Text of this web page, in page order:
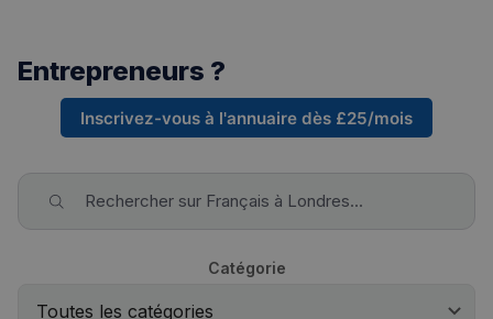
Entrepreneurs ?
Inscrivez-vous à l'annuaire dès £25/mois
Rechercher sur Français à Londres...
Catégorie